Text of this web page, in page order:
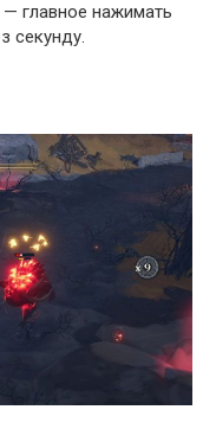
главное нажимать
секунду.